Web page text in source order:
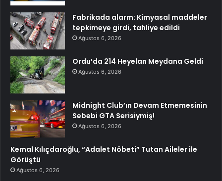
Fabrikada alarm: Kimyasal maddeler
tepkimeye girdi, tahliye edildi
Ağustos 6, 2026
Ordu’da 214 Heyelan Meydana Geldi
Ağustos 6, 2026
Midnight Club’ın Devam Etmemesinin
Sebebi GTA Serisiymiş!
Ağustos 6, 2026
Kemal Kılıçdaroğlu, “Adalet Nöbeti” Tutan Aileler ile
Görüştü
Ağustos 6, 2026